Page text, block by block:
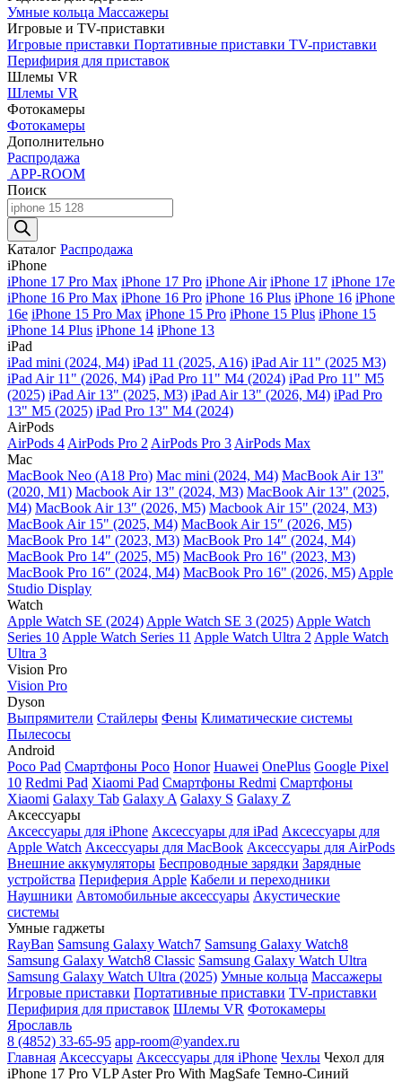
Умные кольца Массажеры
Игровые и TV-приставки
Игровые приставки Портативные приставки TV-приставки
Перифирия для приставок
Шлемы VR
Шлемы VR
Фотокамеры
Фотокамеры
Дополнительно
Распродажа
APP-ROOM
Поиск
Поиск
товаров
Каталог Распродажа
iPhone
iPhone 17 Pro Max iPhone 17 Pro iPhone Air iPhone 17 iPhone 17e
iPhone 16 Pro Max iPhone 16 Pro iPhone 16 Plus iPhone 16 iPhone
16e iPhone 15 Pro Max iPhone 15 Pro iPhone 15 Plus iPhone 15
iPhone 14 Plus iPhone 14 iPhone 13
iPad
iPad mini (2024, M4) iPad 11 (2025, A16) iPad Air 11" (2025 M3)
iPad Air 11" (2026, M4) iPad Pro 11" M4 (2024) iPad Pro 11" M5
(2025) iPad Air 13" (2025, M3) iPad Air 13" (2026, M4) iPad Pro
13" M5 (2025) iPad Pro 13" M4 (2024)
AirPods
AirPods 4 AirPods Pro 2 AirPods Pro 3 AirPods Max
Mac
MacBook Neo (A18 Pro) Mac mini (2024, M4) MacBook Air 13"
(2020, M1) Macbook Air 13" (2024, M3) MacBook Air 13" (2025,
M4) MacBook Air 13″ (2026, M5) Macbook Air 15" (2024, M3)
MacBook Air 15" (2025, M4) MacBook Air 15″ (2026, M5)
MacBook Pro 14" (2023, M3) MacBook Pro 14″ (2024, M4)
MacBook Pro 14″ (2025, M5) MacBook Pro 16" (2023, M3)
MacBook Pro 16″ (2024, M4) MacBook Pro 16" (2026, M5) Apple
Studio Display
Watch
Apple Watch SE (2024) Apple Watch SE 3 (2025) Apple Watch
Series 10 Apple Watch Series 11 Apple Watch Ultra 2 Apple Watch
Ultra 3
Vision Pro
Vision Pro
Dyson
Выпрямители Стайлеры Фены Климатические системы
Пылесосы
Android
Poco Pad Смартфоны Poco Honor Huawei OnePlus Google Pixel
10 Redmi Pad Xiaomi Pad Смартфоны Redmi Смартфоны
Xiaomi Galaxy Tab Galaxy A Galaxy S Galaxy Z
Аксессуары
Аксессуары для iPhone Аксессуары для iPad Аксессуары для
Apple Watch Аксессуары для MacBook Аксессуары для AirPods
Внешние аккумуляторы Беспроводные зарядки Зарядные
устройства Периферия Apple Кабели и переходники
Наушники Автомобильные аксессуары Акустические
системы
Умные гаджеты
RayBan Samsung Galaxy Watch7 Samsung Galaxy Watch8
Samsung Galaxy Watch8 Classic Samsung Galaxy Watch Ultra
Samsung Galaxy Watch Ultra (2025) Умные кольца Массажеры
Игровые приставки Портативные приставки TV-приставки
Перифирия для приставок Шлемы VR Фотокамеры
Ярославль
8 (4852) 33-65-95 app-room@yandex.ru
Главная Аксессуары Аксессуары для iPhone Чехлы Чехол для
iPhone 17 Pro VLP Aster Pro With MagSafe Темно-Синий